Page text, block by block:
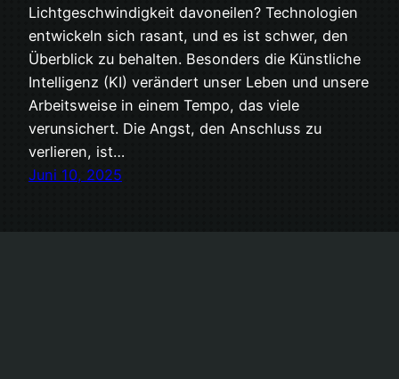
Lichtgeschwindigkeit davoneilen? Technologien
entwickeln sich rasant, und es ist schwer, den
Überblick zu behalten. Besonders die Künstliche
Intelligenz (KI) verändert unser Leben und unsere
Arbeitsweise in einem Tempo, das viele
verunsichert. Die Angst, den Anschluss zu
verlieren, ist…
Juni 10, 2025